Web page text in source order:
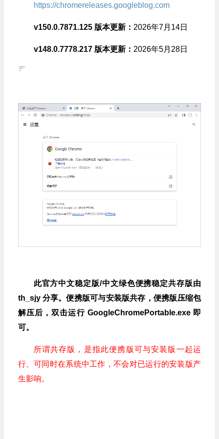
https://chromereleases.googleblog.com
v150.0.7871.125 版本更新： 2026年7月14日
v148.0.7778.217 版本更新： 2026年5月28日
此官方中文稳定版/中文绿色便携稳定共存版由
th_sjy 分享。便携版可与安装版共存，便携版压缩包
解压后，双击运行 GoogleChromePortable.exe 即
可。
所谓共存版，是指此便携版可与安装版一起运
行、可同时在系统中工作，不会对已运行的安装版产
生影响。